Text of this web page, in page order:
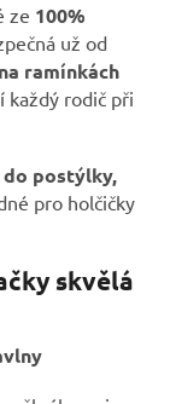
ze 100%
už od
ramínkách
každý rodič při
do postýlky,
pro holčičky
skvělá